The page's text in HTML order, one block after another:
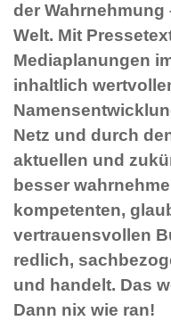
der
Welt. Mit
Mediaplanungen
inhaltlich
Netz und durch
aktuellen und
besser
kompetenten,
vertrauensvollen
redlich,
und handelt. Das
Dann nix wie ran!